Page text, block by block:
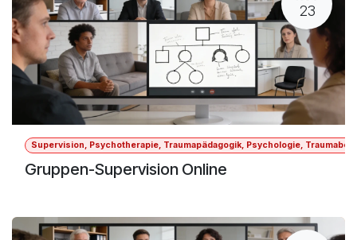
23
Supervision, Psychotherapie, Traumapädagogik, Psychologie,
Gruppen-Supervision Online